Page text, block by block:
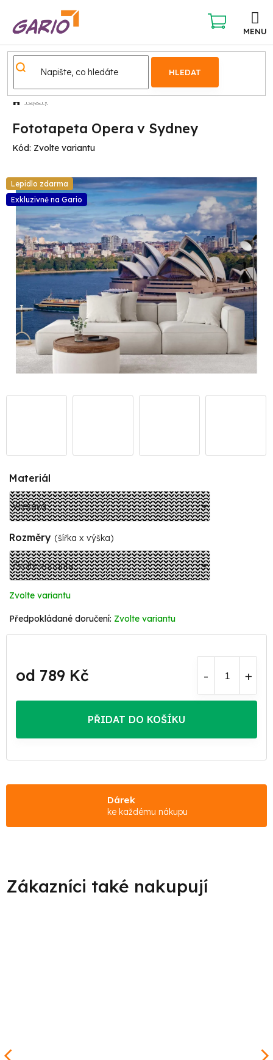
obsah
HLEDAT
NÁKUPNÍ
KOŠÍK
Tapety
Fototapeta Opera v Sydney
Kód: Zvolte variantu
Lepidlo zdarma
Exkluzivně na Gario
Materiál
Rozměry (šířka x výška)
Zvolte variantu
Zvolte variantu
od 789 Kč
cena:
PŘIDAT DO KOŠÍKU
Dárek
ke každému nákupu